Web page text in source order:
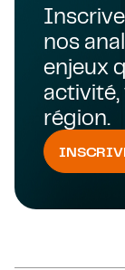
nos
enjeux
région.